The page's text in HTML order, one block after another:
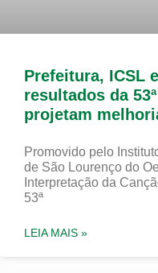
Prefeitura, ICSL
resultados da
projetam
Promovido pelo
de São Lourenço do
Interpretação da
53ª
LEIA MAIS »